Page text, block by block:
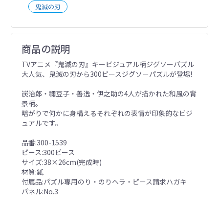
鬼滅の刃
商品の説明
TVアニメ『鬼滅の刃』キービジュアル柄ジグソーパズル
大人気、鬼滅の刃から300ピースジグソーパズルが登場!
炭治郎・禰豆子・善逸・伊之助の4人が描かれた和風の背
景柄。
暗がりで何かに身構えるそれぞれの表情が印象的なビジ
ュアルです。
品番:300-1539
ピース:300ピース
サイズ:38×26cm(完成時)
材質:紙
付属品:パズル専用のり・のりヘラ・ピース請求ハガキ
パネル:No.3